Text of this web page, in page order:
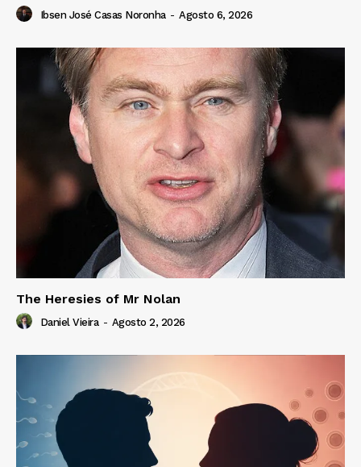
Ibsen José Casas Noronha - Agosto 6, 2026
The Heresies of Mr Nolan
Daniel Vieira - Agosto 2, 2026